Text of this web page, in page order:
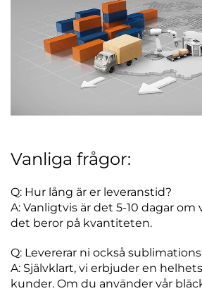
Vanliga frågor:
Q: Hur lång är er leveranstid?
A: Vanligtvis är det 5-10 dagar om
det beror på kvantiteten.
Q: Levererar ni också
A: Självklart, vi erbjuder en
kunder. Om du använder vår